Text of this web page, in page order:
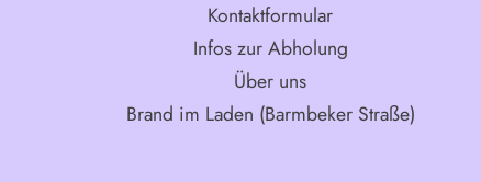
Kontaktformular
Infos zur Abholung
Über uns
Brand im Laden (Barmbeker Straße)